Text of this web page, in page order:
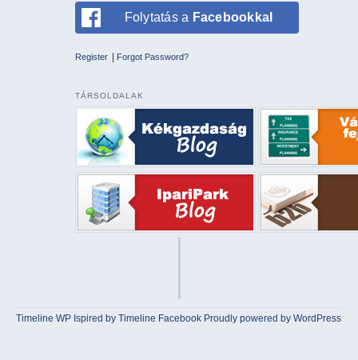
Folytatás a Facebookkal
Register Forgot Password?
TÁRSOLDALAK
Timeline WP Ispired byTimeline Facebook Proudly powered by WordPress